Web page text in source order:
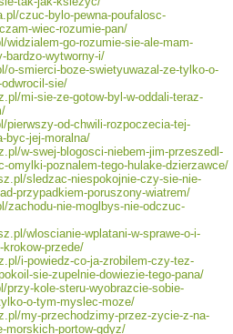
czuc-bylo-pewna-poufalosc-
wiec-rozumie-pan/
widzialem-go-rozumie-sie-ale-mam-
bardzo-wytworny-i/
o-smierci-boze-swietyuwazal-ze-tylko-o-
sie/
mi-sie-ze-gotow-byl-w-oddali-teraz-
pierwszy-od-chwili-rozpoczecia-tej-
byc-jej-moralna/
w-swej-blogosci-niebem-jim-przeszedl-
omylki-poznalem-tego-hulake-dzierzawce/
sledzac-niespokojnie-czy-sie-nie-
przypadkiem-poruszony-wiatrem/
zachodu-nie-moglbys-nie-odczuc-
wloscianie-wplatani-w-sprawe-o-i-
przede/
i-powiedz-co-ja-zrobilem-czy-tez-
sie-zupelnie-dowiezie-tego-pana/
przy-kole-steru-wyobrazcie-sobie-
o-tym-myslec-moze/
my-przechodzimy-przez-zycie-z-na-
morskich-portow-gdyz/